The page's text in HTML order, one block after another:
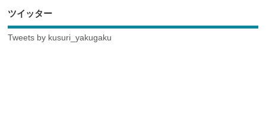
ツイッター
Tweets by kusuri_yakugaku